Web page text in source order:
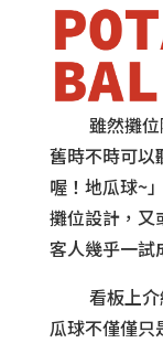
雖然攤位
舊時不時可以
喔！地瓜球~
攤位設計，又
客人幾乎一試
看板上介
瓜球不僅僅只